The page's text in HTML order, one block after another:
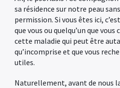
sa résidence sur notre peau
permission. Si vous êtes ici,
que vous ou quelqu’un que
cette maladie qui peut être
qu’incomprise et que vous
utiles.
Naturellement, avant de nous